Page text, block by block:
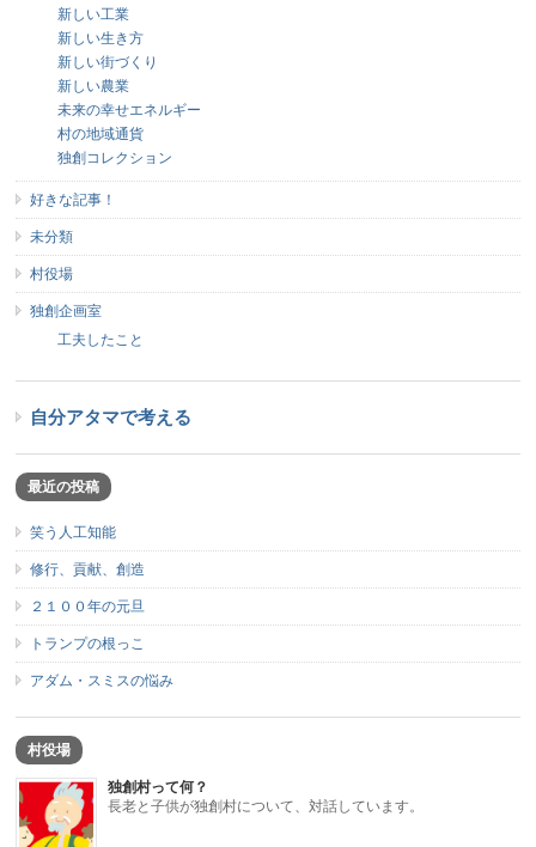
新しい工業
新しい生き方
新しい街づくり
新しい農業
未来の幸せエネルギー
村の地域通貨
独創コレクション
好きな記事！
未分類
村役場
独創企画室
工夫したこと
自分アタマで考える
最近の投稿
笑う人工知能
修行、貢献、創造
２１００年の元旦
トランプの根っこ
アダム・スミスの悩み
村役場
独創村って何？
長老と子供が独創村について、対話しています。